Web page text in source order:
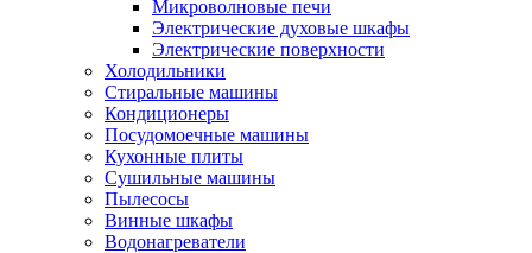
Микроволновые печи
Электрические духовые шкафы
Электрические поверхности
Холодильники
Стиральные машины
Кондиционеры
Посудомоечные машины
Кухонные плиты
Сушильные машины
Пылесосы
Винные шкафы
Водонагреватели